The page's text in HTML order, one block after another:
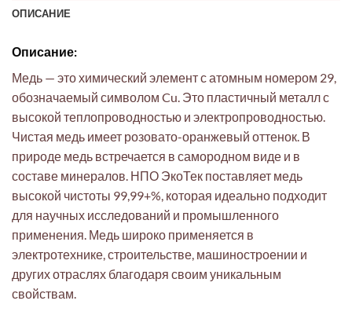
ОПИСАНИЕ
Описание:
Медь — это химический элемент с атомным номером 29,
обозначаемый символом Cu. Это пластичный металл с
высокой теплопроводностью и электропроводностью.
Чистая медь имеет розовато-оранжевый оттенок. В
природе медь встречается в самородном виде и в
составе минералов. НПО ЭкоТек поставляет медь
высокой чистоты 99,99+%, которая идеально подходит
для научных исследований и промышленного
применения. Медь широко применяется в
электротехнике, строительстве, машиностроении и
других отраслях благодаря своим уникальным
свойствам.